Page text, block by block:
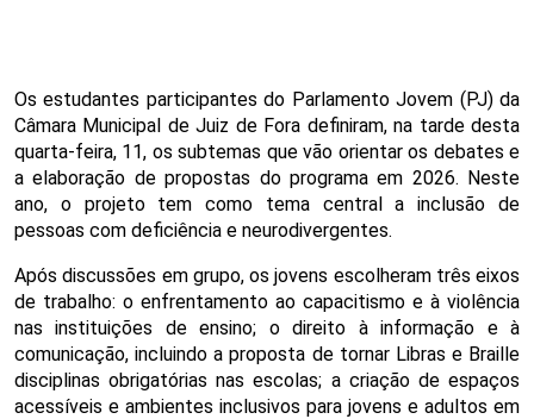
Os estudantes participantes do Parlamento Jovem (PJ) da
Câmara Municipal de Juiz de Fora definiram, na tarde desta
quarta-feira, 11, os subtemas que vão orientar os debates e
a elaboração de propostas do programa em 2026. Neste
ano, o projeto tem como tema central a inclusão de
pessoas com deficiência e neurodivergentes.
Após discussões em grupo, os jovens escolheram três eixos
de trabalho: o enfrentamento ao capacitismo e à violência
nas instituições de ensino; o direito à informação e à
comunicação, incluindo a proposta de tornar Libras e Braille
disciplinas obrigatórias nas escolas; a criação de espaços
acessíveis e ambientes inclusivos para jovens e adultos em